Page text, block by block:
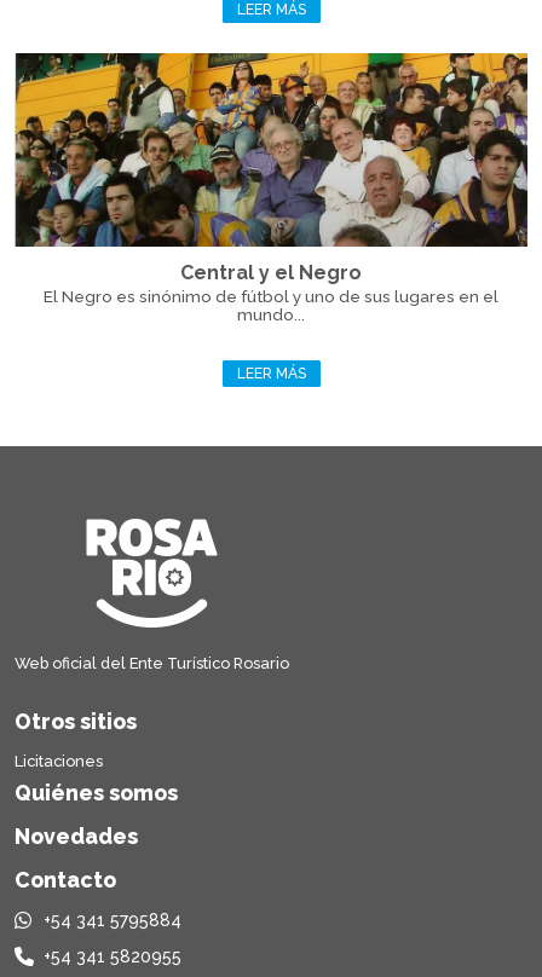
LEER MÁS
Central y el Negro
El Negro es sinónimo de fútbol y uno de sus lugares en el
mundo...
LEER MÁS
Web oficial del Ente Turístico Rosario
Otros sitios
Licitaciones
Quiénes somos
Novedades
Contacto
+54 341 5795884
+54 341 5820955